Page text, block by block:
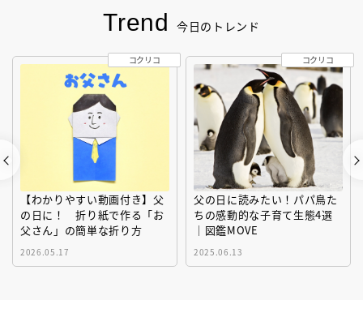
Trend 今日のトレンド
【わかりやすい動画付き】父
の日に！ 折り紙で作る「お
父さん」の簡単な折り方
2026.05.17
コクリコ
父の日に読みたい！パパ鳥た
ちの感動的な子育て生態4選
｜図鑑MOVE
2025.06.13
コクリコ